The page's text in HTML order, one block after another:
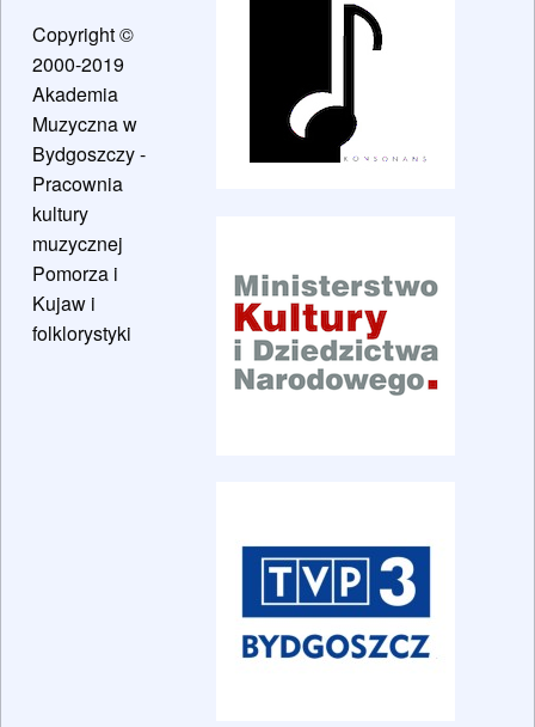
Copyright ©
2000-2019
Akademia
Muzyczna w
Bydgoszczy -
Pracownia
kultury
muzycznej
Pomorza i
Kujaw i
folklorystyki